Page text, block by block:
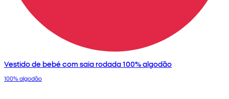
Vestido de bebé com saia rodada 100% algodão
100% algodão